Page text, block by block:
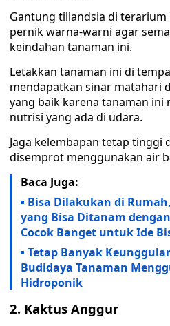
Gantung tillandsia di terarium
pernik warna-warni agar
keindahan tanaman ini.
Letakkan tanaman ini di
mendapatkan sinar matahari
yang baik karena tanaman ini
nutrisi yang ada di udara.
Jaga kelembapan tetap tinggi
disemprot menggunakan air
Baca Juga:
Bisa Dilakukan di
yang Bisa Ditanam
Cocok Banget untuk Ide
Tetap Banyak
Budidaya Tanaman
Hidroponik
2. Kaktus Anggur